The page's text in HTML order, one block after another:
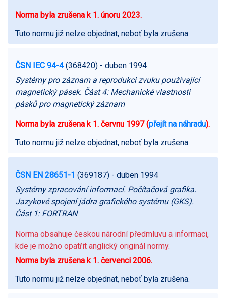
Norma byla zrušena k 1. únoru 2023.
Tuto normu již nelze objednat, neboť byla zrušena.
ČSN IEC 94-4(368420) - duben 1994
Systémy pro záznam a reprodukci zvuku používající
magnetický pásek. Část 4: Mechanické vlastnosti
pásků pro magnetický záznam
Norma byla zrušena k 1. červnu 1997 (přejít na náhradu).
Tuto normu již nelze objednat, neboť byla zrušena.
ČSN EN 28651-1 (369187) - duben 1994
Systémy zpracování informací. Počítačová grafika.
Jazykové spojení jádra grafického systému (GKS).
Část 1: FORTRAN
Norma obsahuje českou národní předmluvu a informaci,
kde je možno opatřit anglický originál normy.
Norma byla zrušena k 1. červenci 2006.
Tuto normu již nelze objednat, neboť byla zrušena.